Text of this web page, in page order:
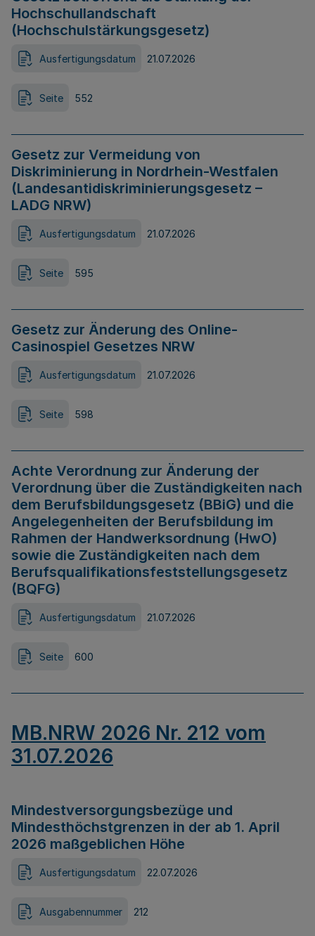
Hochschullandschaft
(Hochschulstärkungsgesetz)
Ausfertigungsdatum 21.07.2026
Seite 552
Gesetz zur Vermeidung von
Diskriminierung in Nordrhein-Westfalen
(Landesantidiskriminierungsgesetz –
LADG NRW)
Ausfertigungsdatum 21.07.2026
Seite 595
Gesetz zur Änderung des Online-
Casinospiel Gesetzes NRW
Ausfertigungsdatum 21.07.2026
Seite 598
Achte Verordnung zur Änderung der
Verordnung über die Zuständigkeiten nach
dem Berufsbildungsgesetz (BBiG) und die
Angelegenheiten der Berufsbildung im
Rahmen der Handwerksordnung (HwO)
sowie die Zuständigkeiten nach dem
Berufsqualifikationsfeststellungsgesetz
(BQFG)
Ausfertigungsdatum 21.07.2026
Seite 600
MB.NRW 2026 Nr. 212 vom
31.07.2026
Mindestversorgungsbezüge und
Mindesthöchstgrenzen in der ab 1. April
2026 maßgeblichen Höhe
Ausfertigungsdatum 22.07.2026
Ausgabennummer 212